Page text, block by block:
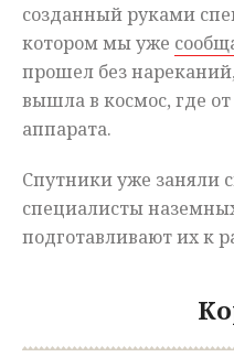
созданный руками
котором мы уже
прошел без
вышла в космос, где
аппарата.
Спутники уже заняли
специалисты
подготавливают их к